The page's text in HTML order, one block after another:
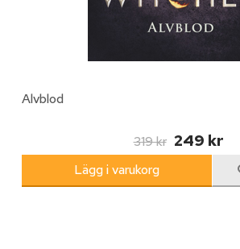
Alvblod
319 kr 249 kr